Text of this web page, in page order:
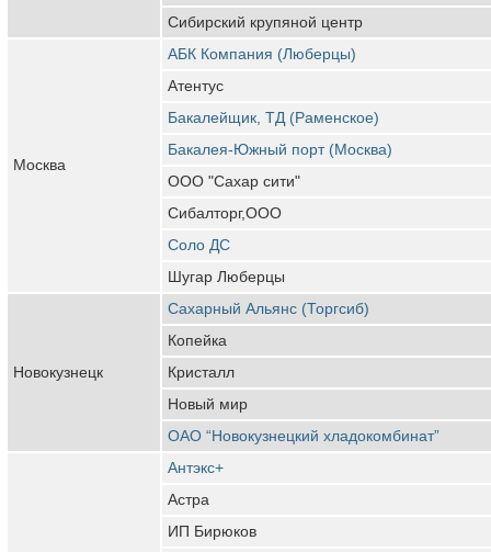
Сибирский крупяной центр
Москва
АБК Компания (Люберцы)
Атентус
Бакалейщик, ТД (Раменское)
Бакалея-Южный порт (Москва)
ООО "Сахар сити"
Сибалторг,ООО
Соло ДС
Шугар Люберцы
Новокузнецк
Сахарный Альянс (Торгсиб)
Копейка
Кристалл
Новый мир
ОАО “Новокузнецкий хладокомбинат”
Антэкс+
Астра
ИП Бирюков